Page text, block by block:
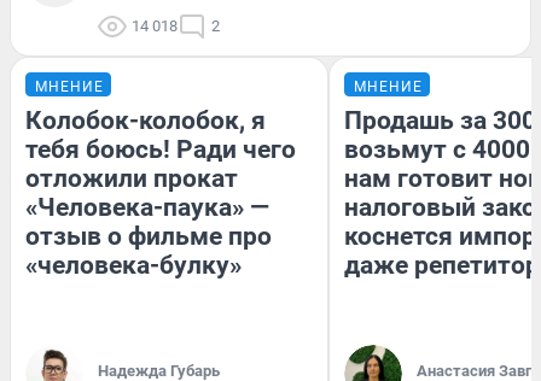
14 018 2
МНЕНИЕ
Колобок-колобок, я
тебя боюсь! Ради чего
отложили прокат
«Человека-паука» —
отзыв о фильме про
«человека-булку»
Надежда Губарь
МНЕНИЕ
Продашь за
возьмут с
нам готовит
налоговый
коснется
даже
Анастасия